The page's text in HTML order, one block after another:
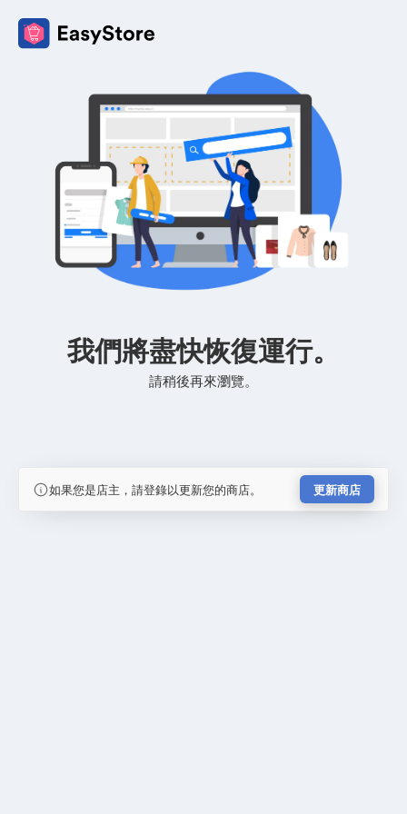
我們將盡快恢復運行。
請稍後再來瀏覽。
如果您是店主，請登錄以更新您的商店。 更新商店